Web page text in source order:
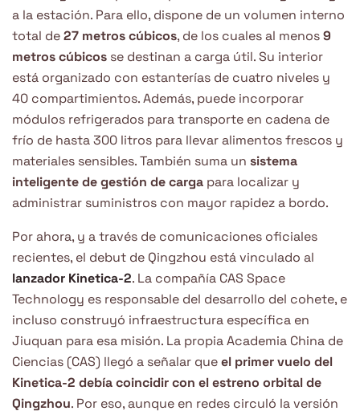
a la estación. Para ello, dispone de un volumen interno
total de27 metros cúbicos, de los cuales al menos9
metros cúbicos se destinan a carga útil. Su interior
está organizado con estanterías de cuatro niveles y
40 compartimientos. Además, puede incorporar
módulos refrigerados para transporte en cadena de
frío de hasta 300 litros para llevar alimentos frescos y
materiales sensibles. También suma un sistema
inteligente de gestión de carga para localizar y
administrar suministros con mayor rapidez a bordo.
Por ahora, y a través de comunicaciones oficiales
recientes, el debut de Qingzhou está vinculado al
lanzador Kinetica-2. La compañía CAS Space
Technology es responsable del desarrollo del cohete, e
incluso construyó infraestructura específica en
Jiuquan para esa misión. La propia Academia China de
Ciencias (CAS) llegó a señalar queel primer vuelo del
Kinetica-2 debía coincidir con el estreno orbital de
Qingzhou. Por eso, aunque en redes circuló la versión